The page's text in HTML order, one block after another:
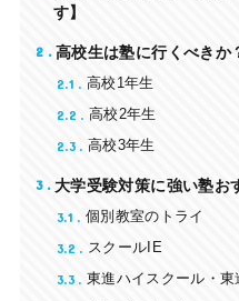
す】
2 高校生は塾に行くべきか
2.1
高校1年生
2.2
高校2年生
2.3
高校3年生
3 大学受験対策に強い塾お
3.1
個別教室のトライ
3.2
スクールIE
3.3
東進ハイスクール・東